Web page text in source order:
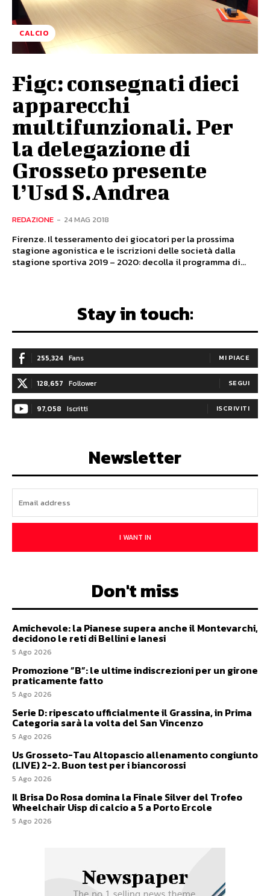
CALCIO
Figc: consegnati dieci
apparecchi
multifunzionali. Per
la delegazione di
Grosseto presente
l’Usd S.Andrea
REDAZIONE - 24 MAG 2018
Firenze. Il tesseramento dei giocatori per la prossima
stagione agonistica e le iscrizioni delle società dalla
stagione sportiva 2019 – 2020: decolla il programma di...
Stay in touch:
255,324 Fans MI PIACE
128,657 Follower SEGUI
97,058 Iscritti ISCRIVITI
Newsletter
I WANT IN
Don't miss
Amichevole: la Pianese supera anche il Montevarchi,
decidono le reti di Bellini e Ianesi
5 Ago 2026
Promozione ”B”: le ultime indiscrezioni per un girone
praticamente fatto
5 Ago 2026
Serie D: ripescato ufficialmente il Grassina, in Prima
Categoria sarà la volta del San Vincenzo
5 Ago 2026
Us Grosseto-Tau Altopascio allenamento congiunto
(LIVE) 2-2. Buon test per i biancorossi
5 Ago 2026
Il Brisa Do Rosa domina la Finale Silver del Trofeo
Wheelchair Uisp di calcio a 5 a Porto Ercole
5 Ago 2026